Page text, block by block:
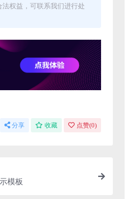
权益，可联系我们进行处
分享 收藏 点赞(0)
模板